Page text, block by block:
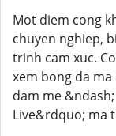
Mot diem cong
chuyen nghiep,
trinh cam xuc.
xem bong da
dam me
Live&rdquo; ma